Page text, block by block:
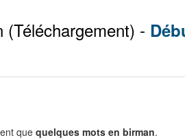
(Téléchargement) -
quequelques mots en birman.